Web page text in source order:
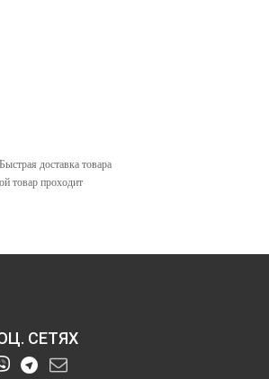
доставка товара
товар проходит
СЕТЯХ